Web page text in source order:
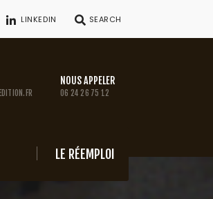
LINKEDIN SEARCH
NOUS APPELER
06 24 26 75 12
LE RÉEMPLOI